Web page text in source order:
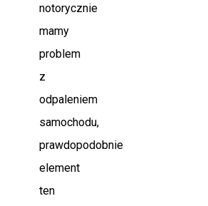
notorycznie
mamy
problem
z
odpaleniem
samochodu,
prawdopodobnie
element
ten